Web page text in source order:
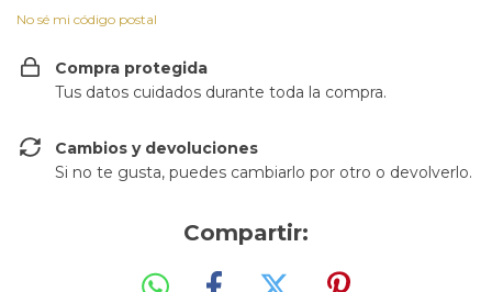
No sé mi código postal
Compra protegida
Tus datos cuidados durante toda la compra.
Cambios y devoluciones
Si no te gusta, puedes cambiarlo por otro o devolverlo.
Compartir: